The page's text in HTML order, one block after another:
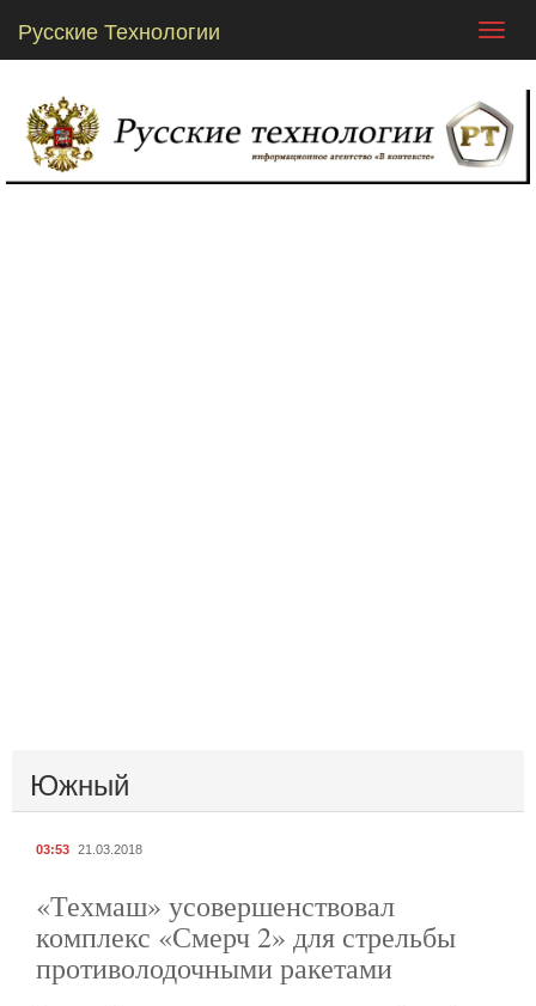
Русские Технологии
Южный
03:53 21.03.2018
«Техмаш» усовершенствовал
комплекс «Смерч 2» для стрельбы
противолодочными ракетами